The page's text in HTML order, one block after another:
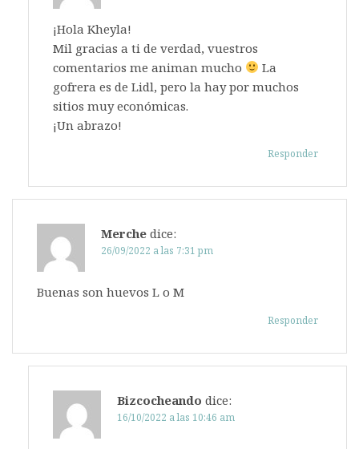
¡Hola Kheyla!
Mil gracias a ti de verdad, vuestros
comentarios me animan mucho
La
gofrera es de Lidl, pero la hay por muchos
sitios muy económicas.
¡Un abrazo!
Responder
Merche dice:
26/09/2022 a las 7:31 pm
Buenas son huevos L o M
Responder
Bizcocheando dice:
16/10/2022 a las 10:46 am